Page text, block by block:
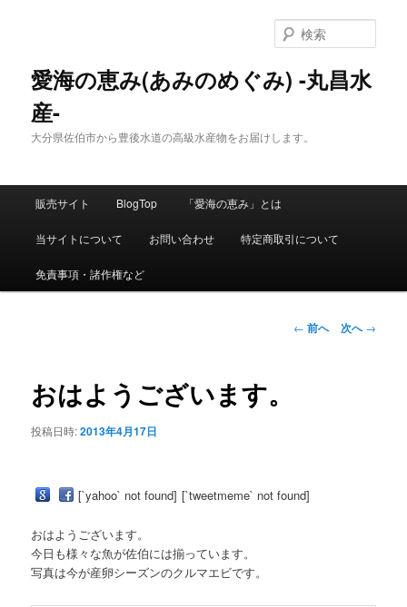
愛海の恵み(あみのめぐみ) -丸昌水
産-
大分県佐伯市から豊後水道の高級水産物をお届けします。
索
ュ
メ
イ
ン
テ
ン
移
販売サイト BlogTop 「愛海の恵み」とは
当サイトについて お問い合わせ 特定商取引について
免責事項・諸作権など
投
← 前へ 次へ→
おはようございます。
投稿日時:2013年4月17日
[`yahoo` not found] [`tweetmeme` not found]
おはようございます。
今日も様々な魚が佐伯には揃っています。
写真は今が産卵シーズンのクルマエビです。